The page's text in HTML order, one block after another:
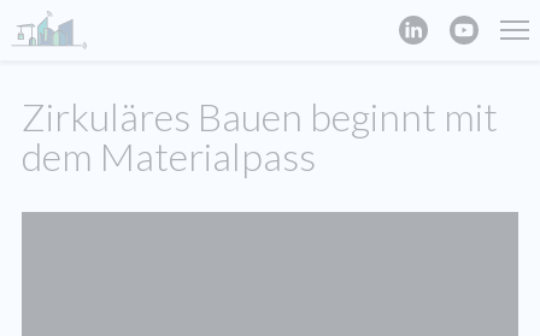
Zirkuläres Bauen beginnt mit
dem Materialpass